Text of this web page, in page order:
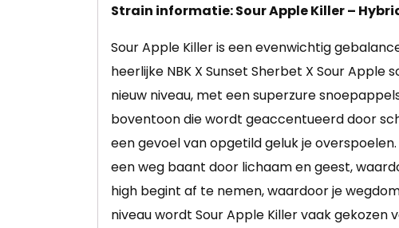
Strain informatie: Sour Apple Killer–
Sour Apple Killer is een evenwichtig
heerlijke NBK X Sunset Sherbet X Sour
nieuw niveau, met een superzure
boventoon die wordt geaccentueerd door
een gevoel van opgetild geluk je
een weg baant door lichaam en geest,
high begint af te nemen, waardoor je
niveau wordt Sour Apple Killer vaak